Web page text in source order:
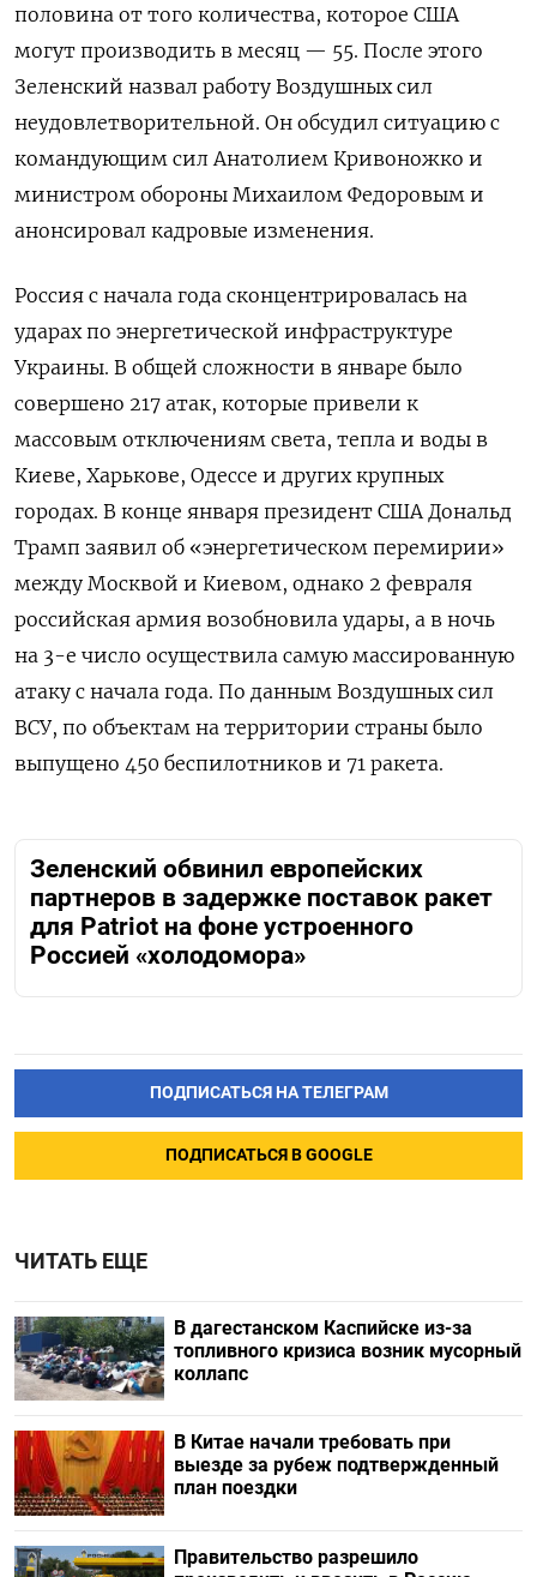
половина от того количества, которое США
могут производить в месяц — 55. После этого
Зеленский назвал работу Воздушных сил
неудовлетворительной. Он обсудил ситуацию с
командующим сил Анатолием Кривоножко и
министром обороны Михаилом Федоровым и
анонсировал кадровые изменения.
Россия с начала года сконцентрировалась на
ударах по энергетической инфраструктуре
Украины. В общей сложности в январе было
совершено 217 атак, которые привели к
массовым отключениям света, тепла и воды в
Киеве, Харькове, Одессе и других крупных
городах. В конце января президент США Дональд
Трамп заявил об «энергетическом перемирии»
между Москвой и Киевом, однако 2 февраля
российская армия возобновила удары, а в ночь
на 3-е число осуществила самую массированную
атаку с начала года. По данным Воздушных сил
ВСУ, по объектам на территории страны было
выпущено 450 беспилотников и 71 ракета.
Зеленский обвинил европейских
партнеров в задержке поставок ракет
для Patriot на фоне устроенного
Россией «холодомора»
ПОДПИСАТЬСЯ НА ТЕЛЕГРАМ
ПОДПИСАТЬСЯ В GOOGLE
ЧИТАТЬ ЕЩЕ
В дагестанском Каспийске из-за
топливного кризиса возник мусорный
коллапс
В Китае начали требовать при
выезде за рубеж подтвержденный
план поездки
Правительство разрешило